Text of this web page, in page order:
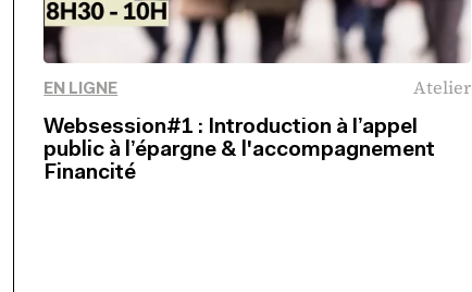
EN LIGNE Atelier
Websession#1 : Introduction à l’appel
public à l’épargne & l'accompagnement
Financité